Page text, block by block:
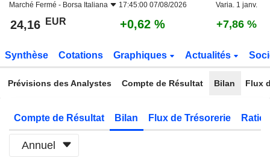
Marché Fermé - Borsa Italiana 17:45:00 07/08/2026 Varia. 1 janv.
24,16 EUR +0,62 % +7,86 %
Synthèse Cotations Graphiques Actualités
Prévisions des Analystes Compte de Résultat Bilan Flux
Compte de Résultat Bilan Flux de Trésorerie
Annuel